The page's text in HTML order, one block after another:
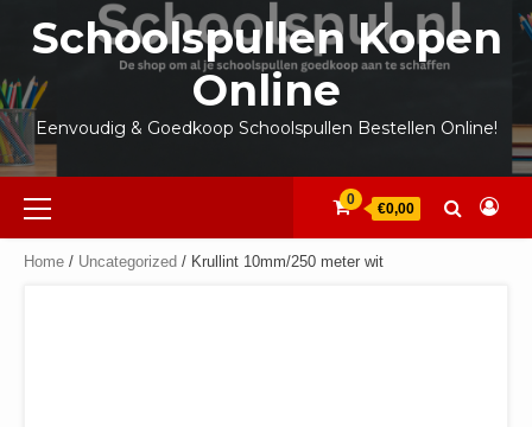
inhoud
Schoolspullen Kopen
Online
Eenvoudig & Goedkoop Schoolspullen Bestellen Online!
Primair
menu
0
€0,00
Home / Uncategorized / Krullint 10mm/250 meter wit